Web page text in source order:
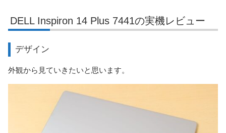
DELL Inspiron 14 Plus 7441の実機レビュー
デザイン
外観から見ていきたいと思います。